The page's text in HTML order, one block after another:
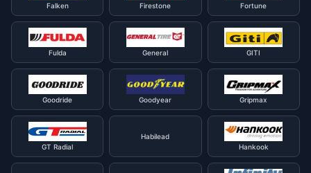
Falken Firestone Fortune
Fulda General GITI
Goodride Goodyear Gripmax
GT Radial
Habilead
Hankook